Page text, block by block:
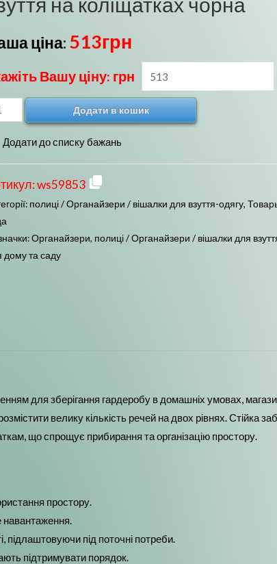
ціна: 513грн
Вашу ціну: грн
Додати в кошик
Додати до списку бажань
ws59853
полиці / Органайзери / вішалки для взуття-одягу,
Органайзери, полиці / Органайзери / вішалки для
дому та саду
для зберігання гардеробу в домашніх умовах,
велику кількість речей на двох рівнях. Стійка
що спрощує прибирання та організацію простору.
простору.
навантаження.
підлаштовуючи під поточні потреби.
підтримувати порядок.